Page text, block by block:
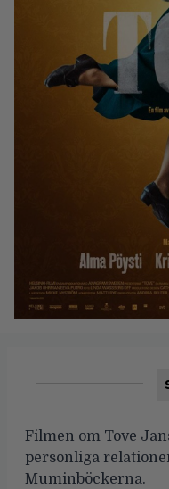
Filmen om Tove
personliga
Muminböckerna.